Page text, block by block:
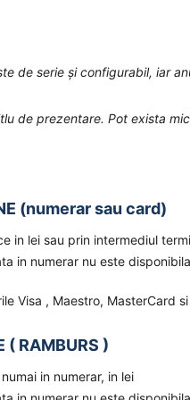
de serie și configurabil, iar
de prezentare. Pot exista
(numerar sau card)
in lei sau prin intermediul
in numerar nu este
Visa , Maestro, MasterCard
( RAMBURS )
in numerar, in lei